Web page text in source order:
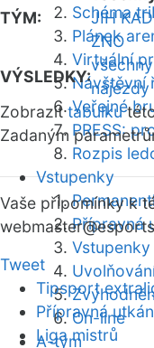
Schéma
Plánek
Virtuální
Návštěvní
Veřejné
PRESS:
Rozpis
Vstupenky
Přípravná
Vstupenky
On-line
A-tým
TÝM:
JIH KAD
ZNO
VÝSLEDKY:
všechny
nájezdy
Zobrazittabulku
Zadaným
Vaše připomínky k
webmaster
Tweet
Tipsport
Přípravná
Liga mistrů